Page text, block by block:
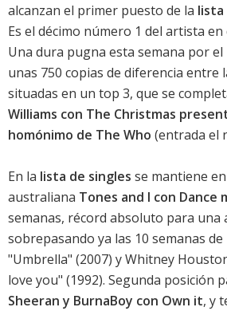
alcanzan el primer puesto de la lista
Es el décimo número 1 del artista en
Una dura pugna esta semana por
unas 750 copias de diferencia entre
situadas en un top 3, que se
Williams con The Christmas
homónimo de The Who (entrada el
En la lista de singles se mantiene
australiana Tones and I con Dance
semanas, récord absoluto para una
sobrepasando ya las 10 semanas de
"Umbrella" (2007) y Whitney
love you" (1992). Segunda posición
Sheeran y BurnaBoy con Own it, y